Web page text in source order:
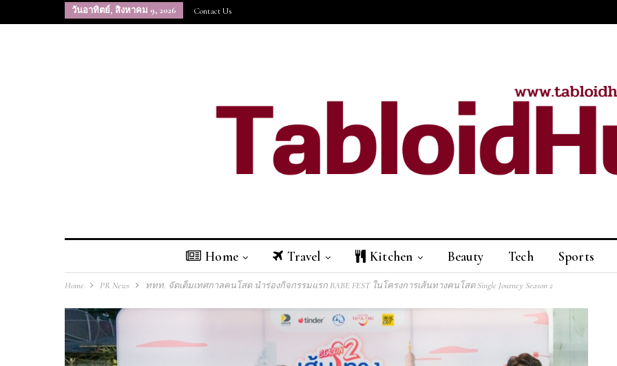
วันอาทิตย์, สิงหาคม 9, 2026 Contact Us
Home Travel Kitchen Beauty Tech Sports
Home PR News ททท. จัดเต็มเทศกาลคนโสด นำร่องกิจกรรมแรก BABE FEST ในโครงการเส้นทางคนโสด Single Journey Season 2